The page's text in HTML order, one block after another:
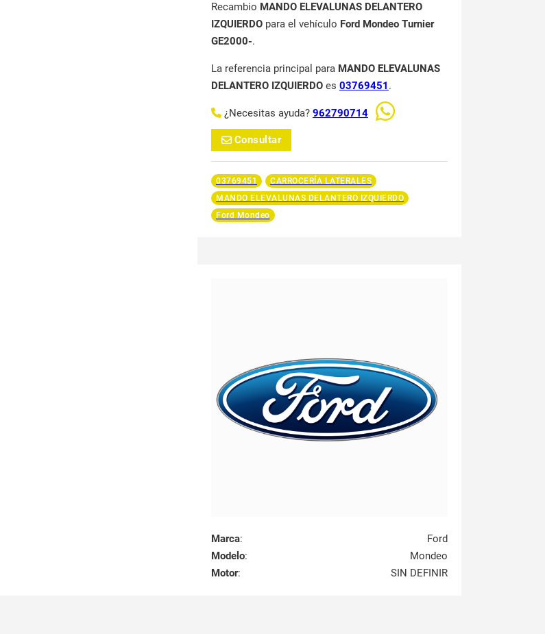
Recambio MANDO ELEVALUNAS DELANTERO
IZQUIERDO para el vehículo Ford Mondeo Turnier
GE2000-.
La referencia principal para MANDO ELEVALUNAS
DELANTERO IZQUIERDO es 03769451 .
¿Necesitas ayuda? 962790714
Consultar
03769451
CARROCERÍA LATERALES
MANDO ELEVALUNAS DELANTERO IZQUIERDO
Ford Mondeo
Marca:
Ford
Modelo:
Mondeo
Motor: SIN DEFINIR